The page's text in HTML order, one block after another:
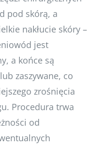
pod skórą, a
nakłucie skóry –
jest
a końce są
zaszywane, co
zrośnięcia
Procedura trwa
od